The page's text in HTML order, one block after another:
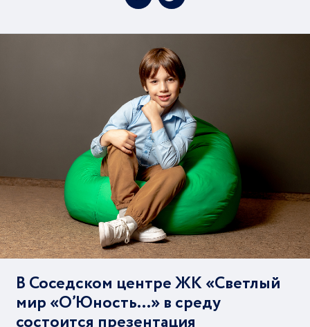
В Соседском центре ЖК «Светлый
мир «О’Юность…» в среду